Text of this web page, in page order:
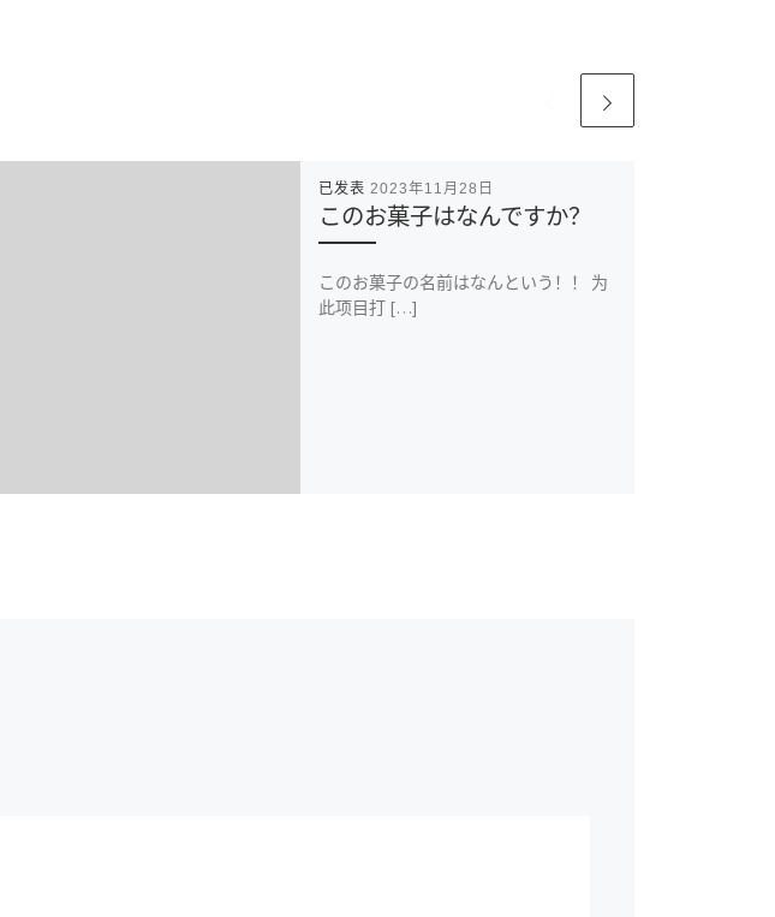
已发表 2023年11月28日
このお菓子はなんですか？
このお菓子の名前はなんという！！ 为
此项目打 […]